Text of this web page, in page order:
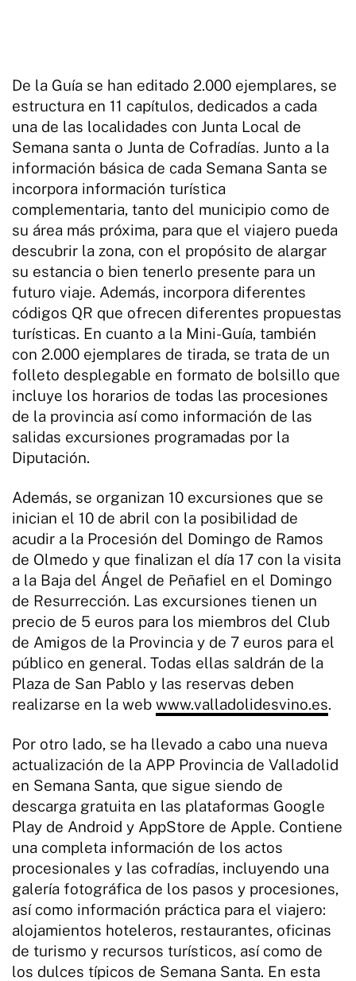
De la Guía se han editado 2.000 ejemplares, se
estructura en 11 capítulos, dedicados a cada
una de las localidades con Junta Local de
Semana santa o Junta de Cofradías. Junto a la
información básica de cada Semana Santa se
incorpora información turística
complementaria, tanto del municipio como de
su área más próxima, para que el viajero pueda
descubrir la zona, con el propósito de alargar
su estancia o bien tenerlo presente para un
futuro viaje. Además, incorpora diferentes
códigos QR que ofrecen diferentes propuestas
turísticas. En cuanto a la Mini-Guía, también
con 2.000 ejemplares de tirada, se trata de un
folleto desplegable en formato de bolsillo que
incluye los horarios de todas las procesiones
de la provincia así como información de las
salidas excursiones programadas por la
Diputación.
Además, se organizan 10 excursiones que se
inician el 10 de abril con la posibilidad de
acudir a la Procesión del Domingo de Ramos
de Olmedo y que finalizan el día 17 con la visita
a la Baja del Ángel de Peñafiel en el Domingo
de Resurrección. Las excursiones tienen un
precio de 5 euros para los miembros del Club
de Amigos de la Provincia y de 7 euros para el
público en general. Todas ellas saldrán de la
Plaza de San Pablo y las reservas deben
realizarse en la web www.valladolidesvino.es.
Por otro lado, se ha llevado a cabo una nueva
actualización de la APP Provincia de Valladolid
en Semana Santa, que sigue siendo de
descarga gratuita en las plataformas Google
Play de Android y AppStore de Apple. Contiene
una completa información de los actos
procesionales y las cofradías, incluyendo una
galería fotográfica de los pasos y procesiones,
así como información práctica para el viajero:
alojamientos hoteleros, restaurantes, oficinas
de turismo y recursos turísticos, así como de
los dulces típicos de Semana Santa. En esta